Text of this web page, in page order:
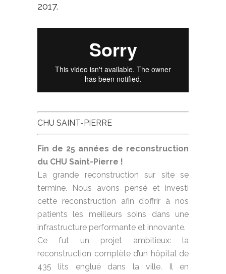
2017.
CHU SAINT-PIERRE
Fin de 25 années de reconstruction
du CHU Saint-Pierre !
La grande reconstruction sur site se
termine. Nous avons pensé et investi
cette reconstruction afin d’offrir à nos
patients les meilleurs soins dans une
infrastructure performante et innovante.
Ce fut un projet ambitieux: la
reconstruction complète d’un hôpital de
435 lits englué dans la ville. Il en